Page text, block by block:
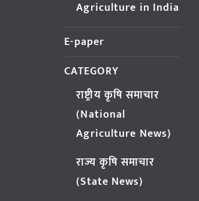
Agriculture in India
E-paper
CATEGORY
राष्ट्रीय कृषि समाचार
(National
Agriculture News)
राज्य कृषि समाचार
(State News)